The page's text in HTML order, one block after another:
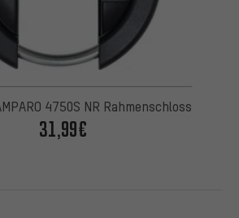
4750S NR Rahmenschloss
31,99€